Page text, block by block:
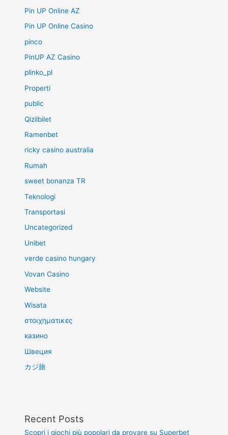
Pin UP Online AZ
Pin UP Online Casino
pinco
PinUP AZ Casino
plinko_pl
Properti
public
Qizilbilet
Ramenbet
ricky casino australia
Rumah
sweet bonanza TR
Teknologi
Transportasi
Uncategorized
Unibet
verde casino hungary
Vovan Casino
Website
Wisata
στοιχηματικες
казино
Швеция
カジ旅
Recent Posts
Scopri i giochi più popolari da provare su Superbet